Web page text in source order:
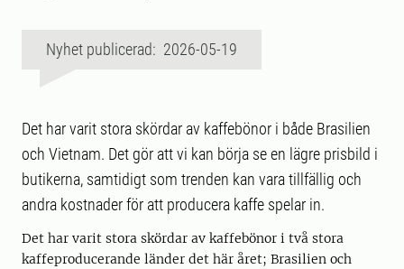
Nyhet publicerad: 2026-05-19
Det har varit stora skördar av kaffebönor i både Brasilien
och Vietnam. Det gör att vi kan börja se en lägre prisbild i
butikerna, samtidigt som trenden kan vara tillfällig och
andra kostnader för att producera kaffe spelar in.
Det har varit stora skördar av kaffebönor i två stora
kaffeproducerande länder det här året; Brasilien och